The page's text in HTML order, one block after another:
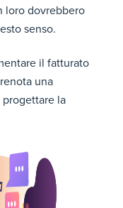
loro dovrebbero
senso.
il fatturato
una
la